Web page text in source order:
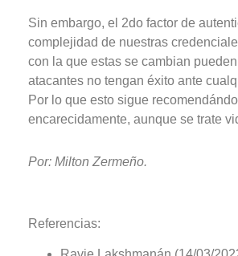
Sin embargo, el 2do factor de
complejidad de nuestras
con la que estas se cambian
atacantes no tengan éxito ante
Por lo que esto sigue
encarecidamente, aunque se trate
Por: Milton Zermeño.
Referencias: